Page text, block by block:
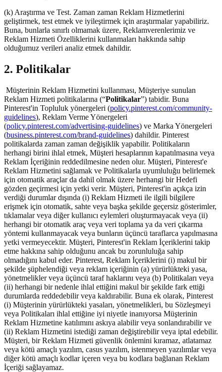
(k) Araştırma ve Test. Zaman zaman Reklam Hizmetlerini
geliştirmek, test etmek ve iyileştirmek için araştırmalar yapabiliriz.
Buna, bunlarla sınırlı olmamak üzere, Reklamverenlerimiz ve
Reklam Hizmeti Özelliklerini kullanmaları hakkında sahip
olduğumuz verileri analiz etmek dahildir.
2. Politikalar
Müşterinin Reklam Hizmetini kullanması, Müşteriye sunulan
Reklam Hizmeti politikalarına (“Politikalar”) tabidir. Buna
Pinterest'in Topluluk yönergeleri (policy.pinterest.com/community-
guidelines), Reklam Verme Yönergeleri
(policy.pinterest.com/advertising-guidelines) ve Marka Yönergeleri
(business.pinterest.com/brand-guidelines) dahildir. Pinterest
politikalarda zaman zaman değişiklik yapabilir. Politikaların
herhangi birini ihlal etmek, Müşteri hesaplarının kapatılmasına veya
Reklam İçeriğinin reddedilmesine neden olur. Müşteri, Pinterest'e
Reklam Hizmetini sağlamak ve Politikalarla uyumluluğu belirlemek
için otomatik araçlar da dahil olmak üzere herhangi bir Hedefi
gözden geçirmesi için yetki verir. Müşteri, Pinterest'in açıkça izin
verdiği durumlar dışında (i) Reklam Hizmeti ile ilgili bilgilere
erişmek için otomatik, sahte veya başka şekilde geçersiz gösterimler,
tıklamalar veya diğer kullanıcı eylemleri oluşturmayacak veya (ii)
herhangi bir otomatik araç veya veri toplama ya da veri çıkarma
yöntemi kullanmayacak veya bunların üçüncü taraflarca yapılmasına
yetki vermeyecektir. Müşteri, Pinterest'in Reklam İçeriklerini takip
etme hakkına sahip olduğunu ancak bu zorunluluğa sahip
olmadığını kabul eder. Pinterest, Reklam İçeriklerini (i) makul bir
şekilde şüphelendiği veya reklam içeriğinin (a) yürürlükteki yasa,
yönetmelikler veya üçüncü taraf haklarını veya (b) Politikaları veya
(ii) herhangi bir nedenle ihlal ettiğini makul bir şekilde fark ettiği
durumlarda reddedebilir veya kaldırabilir. Buna ek olarak, Pinterest
(i) Müşterinin yürürlükteki yasaları, yönetmelikleri, bu Sözleşmeyi
veya Politikaları ihlal ettiğine iyi niyetle inanıyorsa Müşterinin
Reklam Hizmetine katılımını askıya alabilir veya sonlandırabilir ve
(ii) Reklam Hizmetini istediği zaman değiştirebilir veya iptal edebilir.
Müşteri, bir Reklam Hizmeti güvenlik önlemini kıramaz, atlatamaz
veya kötü amaçlı yazılım, casus yazılım, istenmeyen yazılımlar veya
diğer kötü amaçlı kodlar içeren veya bu kodlara bağlanan Reklam
İçeriği sağlayamaz.